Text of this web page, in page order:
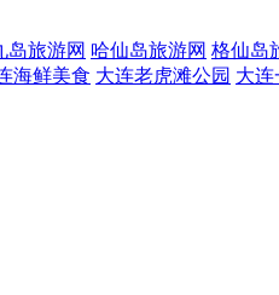
岛旅游网 哈仙岛旅游网 格仙岛
海鲜美食 大连老虎滩公园 大连